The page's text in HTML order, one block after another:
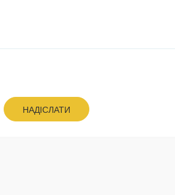
НАДІСЛАТИ